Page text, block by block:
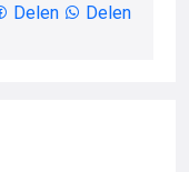
Delen Delen